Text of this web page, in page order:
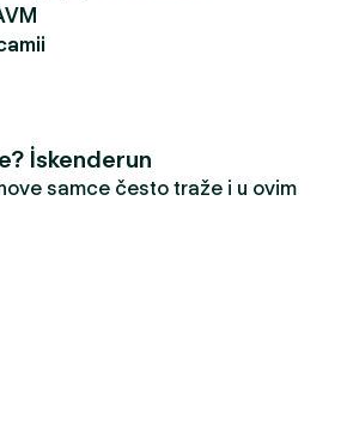
İskenderun
samce često traže i u ovim